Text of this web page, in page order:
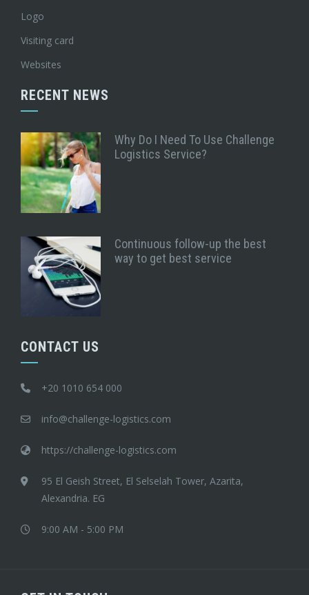
Logo
Visiting card
Websites
RECENT NEWS
Why Do I Need To Use Challenge
Logistics Service?
Continuous follow-up the best
way to get best service
CONTACT US
+20 1010 654 000
info@challenge-logistics.com
https://challenge-logistics.com
95 El Geish Street, El Selselah Tower, Azarita,
Alexandria. EG
9:00 AM - 5:00 PM